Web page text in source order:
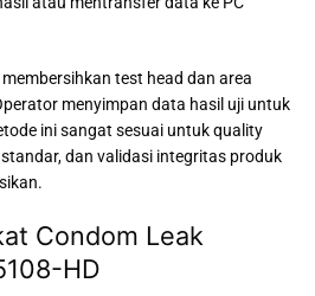
test head dan area
menyimpan data hasil uji untuk
ini sangat sesuai untuk quality
dan validasi integritas produk
Condom Leak
HD